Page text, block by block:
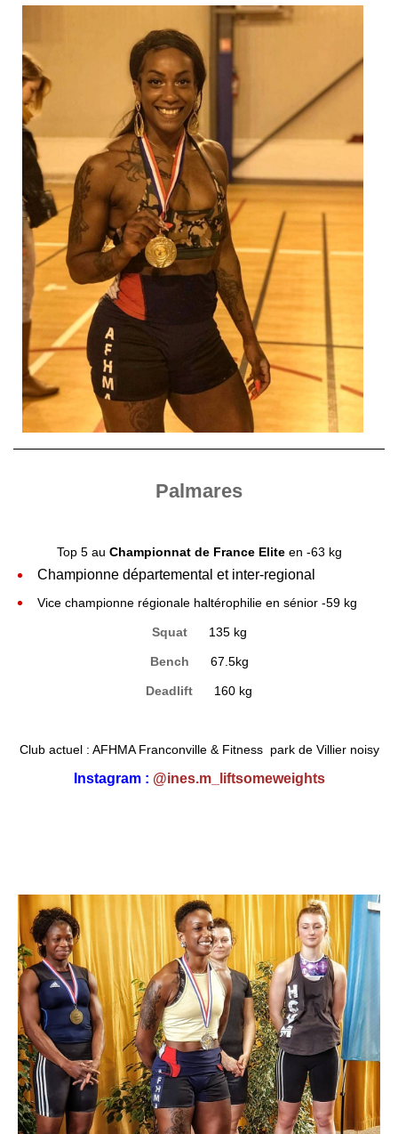
Palmares
Top 5 au Championnat de France Eliteen -63 kg
Championne départemental et inter-regional
Vice championne régionale haltérophilie en sénior -59 kg
Squat135 kg
Bench 67.5kg
Deadlift 160 kg
Club actuel : AFHMA Franconville & Fitness park de Villier noisy
Instagram : @ines.m_liftsomeweights